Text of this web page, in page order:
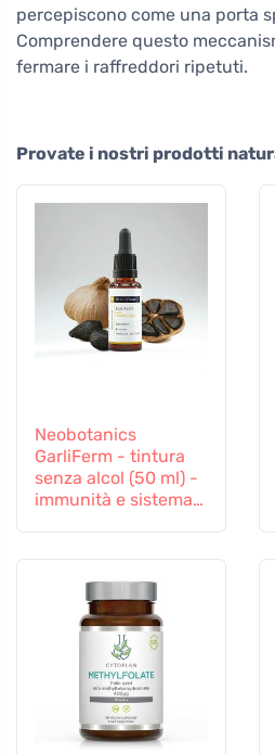
percepiscono come una porta
Comprendere questo
fermare i raffreddori ripetuti.
Provate i nostri prodotti
Neobotanics
GarliFerm - tintura
senza alcol (50 ml) -
immunità e sistema